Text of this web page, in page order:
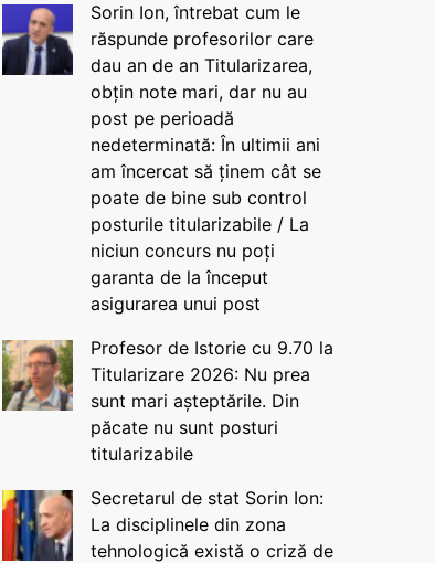
Sorin Ion, întrebat cum le
răspunde profesorilor care
dau an de an Titularizarea,
obțin note mari, dar nu au
post pe perioadă
nedeterminată: În ultimii ani
am încercat să ținem cât se
poate de bine sub control
posturile titularizabile / La
niciun concurs nu poți
garanta de la început
asigurarea unui post
Profesor de Istorie cu 9.70 la
Titularizare 2026: Nu prea
sunt mari așteptările. Din
păcate nu sunt posturi
titularizabile
Secretarul de stat Sorin Ion:
La disciplinele din zona
tehnologică există o criză de